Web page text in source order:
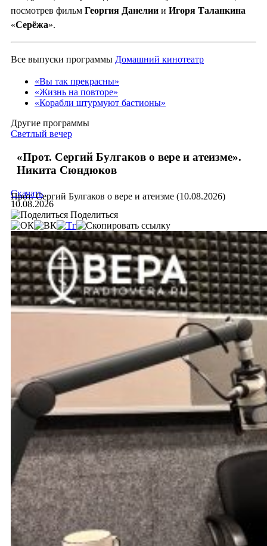
посмотрев фильм Георгия Данелии и Игоря Таланкина
«Серёжа».
Все выпуски программы Домашний кинотеатр
«Вы так прекрасны»
«Жизнь на повторе»
«Корабли штурмуют бастионы»
Другие программы
Светлый вечер
«Прот. Сергий Булгаков о вере и атеизме».
Никита Сюндюков
Прот. Сергий Булгаков о вере и атеизме (10.08.2026)
Скачать
10.08.2026
Поделиться